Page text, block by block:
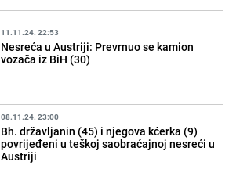
11.11.24. 22:53
Nesreća u Austriji: Prevrnuo se kamion
vozača iz BiH (30)
08.11.24. 23:00
Bh. državljanin (45) i njegova kćerka (9)
povrijeđeni u teškoj saobraćajnoj nesreći u
Austriji